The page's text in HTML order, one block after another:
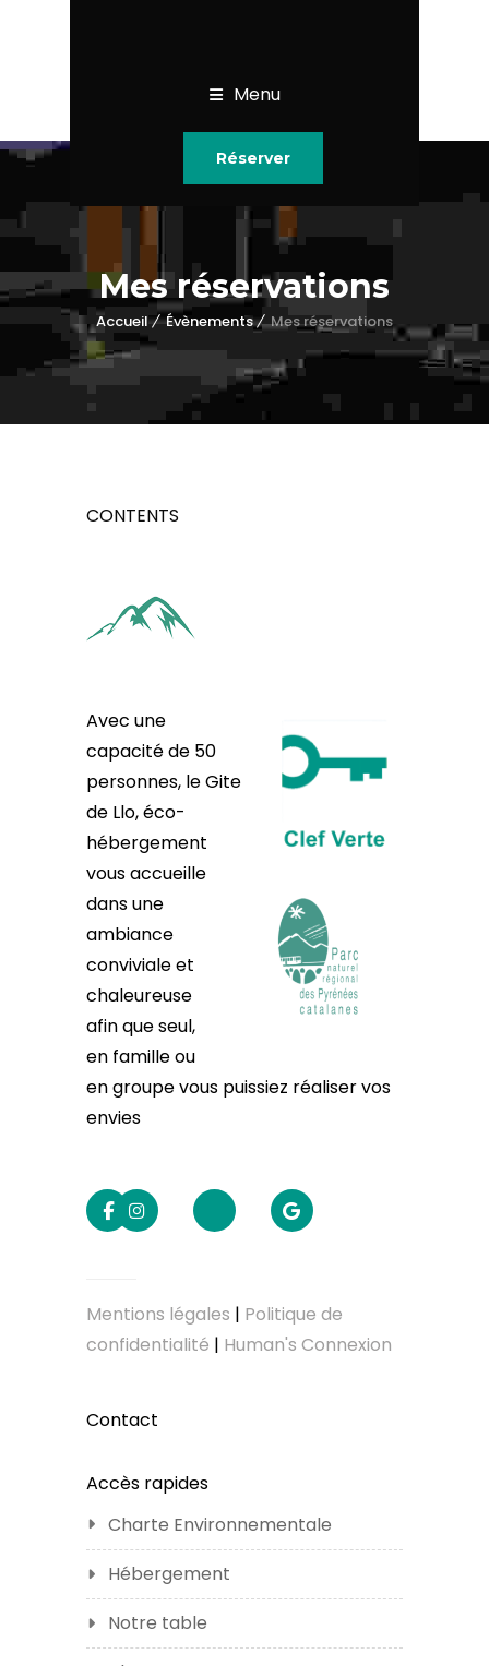
Menu
Réserver
Mes réservations
Accueil Évènements Mes réservations
CONTENTS
Avec une
capacité de 50
personnes, le Gite
de Llo, éco-
hébergement
vous accueille
dans une
ambiance
conviviale et
chaleureuse
afin que seul,
en famille ou
en groupe vous puissiez réaliser vos
envies
Mentions légales | Politique de
confidentialité | Human's Connexion
Contact
Accès rapides
Charte Environnementale
Hébergement
Notre table